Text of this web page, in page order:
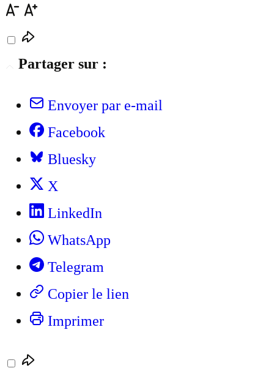
Partager sur :
Envoyer par e-mail
Facebook
Bluesky
X
LinkedIn
WhatsApp
Telegram
Copier le lien
Imprimer